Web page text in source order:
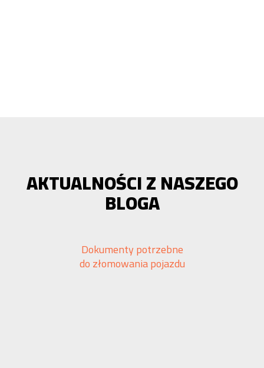
AKTUALNOŚCI Z NASZEGO
BLOGA
Dokumenty potrzebne
do złomowania pojazdu